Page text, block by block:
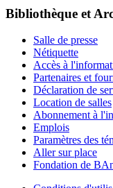
Bibliothèque et
Salle de presse
Nétiquette
Accès à
Partenaires et
Déclaration de
Location de salles
Abonnement à
Emplois
Paramètres des
Aller sur place
Fondation de